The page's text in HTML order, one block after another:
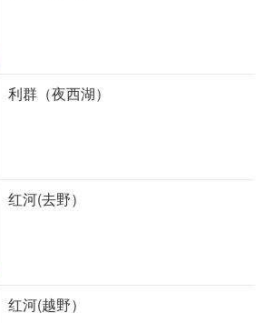
利群（夜西湖）
红河(去野）
红河(越野）